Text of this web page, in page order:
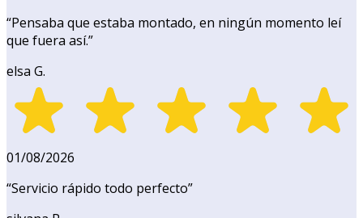
“Pensaba que estaba montado, en ningún momento leí
que fuera así.”
elsa G.
01/08/2026
“Servicio rápido todo perfecto”